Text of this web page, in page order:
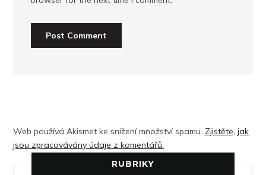
Web používá Akismet ke snížení množství spamu. Zjistěte, jak
jsou zpracovávány údaje z komentářů.
RUBRIKY